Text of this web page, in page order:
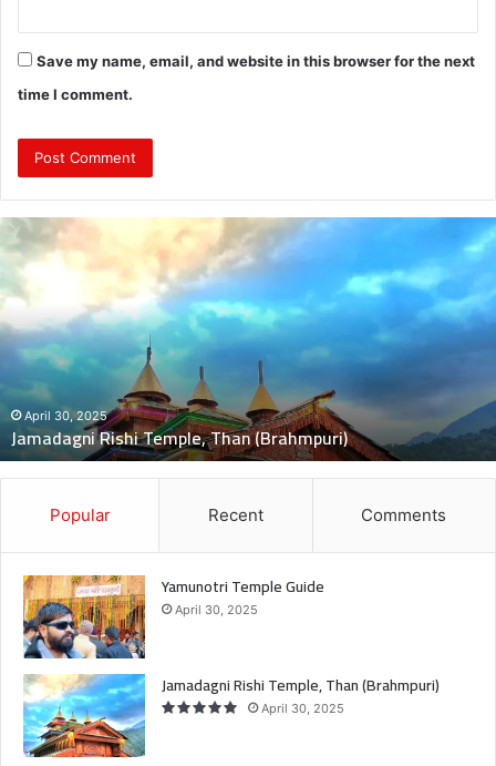
Save my name, email, and website in this browser for the next
time I comment.
J
a
a
d
a
n
i
s
T
April 30, 2025
Jamadagni Rishi Temple, Than (Brahmpuri)
Popular Recent Comments
Yamunotri Temple Guide
April 30, 2025
Jamadagni Rishi Temple, Than (Brahmpuri)
April 30, 2025